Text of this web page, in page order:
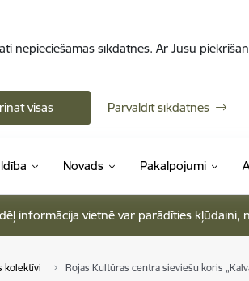
nepieciešamās sīkdatnes. Ar Jūsu
visas Pārvaldīt sīkdatnes
Novads Pakalpojumi
informācija vietnē var parādīties kļūdaini,
kolektīvi Rojas Kultūras centra sieviešu koris